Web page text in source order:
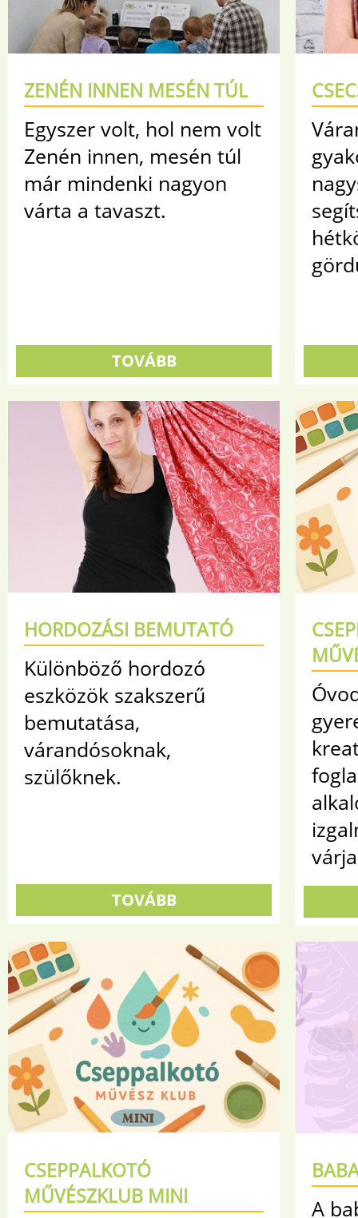
ZENÉN INNEN MESÉN TÚL
Egyszer volt, hol nem volt
Zenén innen, mesén túl
már mindenki nagyon
várta a tavaszt.
TOVÁBB
HORDOZÁSI BEMUTATÓ
Különböző hordozó
eszközök szakszerű
bemutatása,
várandósoknak,
szülőknek.
TOVÁBB
CSEPPALKOTÓ
MŰVÉSZKLUB MINI
A